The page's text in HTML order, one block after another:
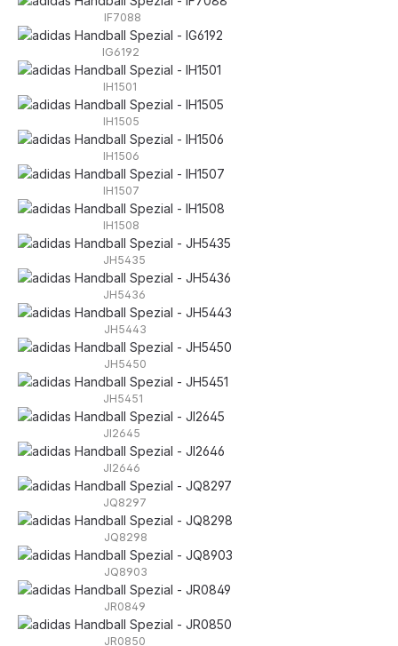
IF7088
IG6192
IH1501
IH1505
IH1506
IH1507
IH1508
JH5435
JH5436
JH5443
JH5450
JH5451
JI2645
JI2646
JQ8297
JQ8298
JQ8903
JR0849
JR0850